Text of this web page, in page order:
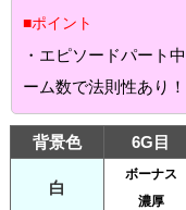
■ポイント
・エピソードパート
ーム数で法則性あり！
背景色 6G目
白
ボーナス
濃厚